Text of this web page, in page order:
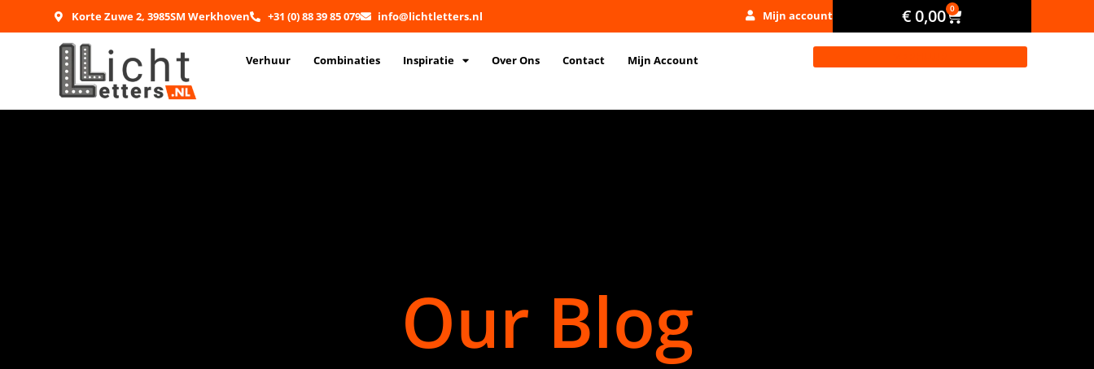
Korte Zuwe 2, 3985SM Werkhoven +31 (0) 88 39 85 079 info@lichtletters.nl Mijn account €0,00 0
Verhuur Combinaties Inspiratie Over Ons Contact Mijn Account
Our Blog